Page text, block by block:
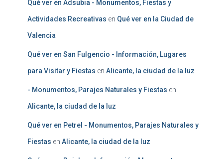
Qué ver en Adsubia - Monumentos, Fiestas y
Actividades Recreativas en Qué ver en la Ciudad de
Valencia
Qué ver en San Fulgencio - Información, Lugares
para Visitar y Fiestas en Alicante, la ciudad de la luz
- Monumentos, Parajes Naturales y Fiestas en
Alicante, la ciudad de la luz
Qué ver en Petrel - Monumentos, Parajes Naturales y
Fiestas en Alicante, la ciudad de la luz